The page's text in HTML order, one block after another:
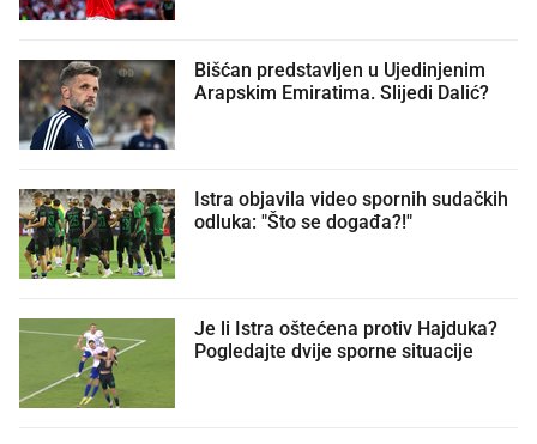
Bišćan predstavljen u Ujedinjenim
Arapskim Emiratima. Slijedi Dalić?
Istra objavila video spornih sudačkih
odluka: "Što se događa?!"
Je li Istra oštećena protiv Hajduka?
Pogledajte dvije sporne situacije